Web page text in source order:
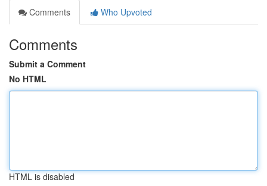
Comments
Who Upvoted
Comments
Submit a Comment
No HTML
HTML is disabled